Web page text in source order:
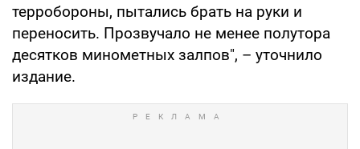
терробороны, пытались брать на руки и
переносить. Прозвучало не менее полутора
десятков минометных залпов", – уточнило
издание.